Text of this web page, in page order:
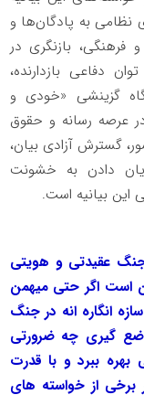
به پادگان‌ها و
بازنگری در
دفاعی بازدارنده،
گزینشی «خودی و
عرصه رسانه و حقوق
گسترش آزادی بیان،
دادن به خشونت
این بیانیه است.
عقیدتی و هویتی
است اگر حتی میهمن
انگاره انه در جنگ
گیری چه ضرورتی
ببرد و با قدرت
برخی از خواسته های